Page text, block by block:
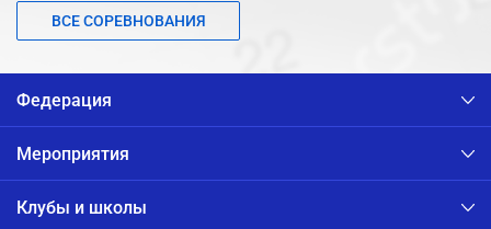
ВСЕ СОРЕВНОВАНИЯ
Федерация
Мероприятия
Клубы и школы